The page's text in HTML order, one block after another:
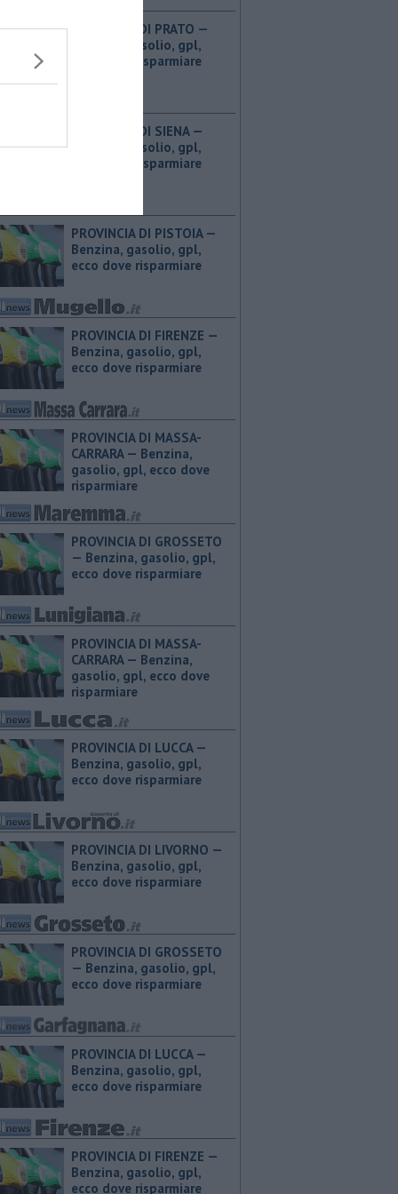
PROVINCIA DI PRATO — ​
Benzina, gasolio, gpl,
ecco dove risparmiare
PROVINCIA DI SIENA — ​
Benzina, gasolio, gpl,
ecco dove risparmiare
PROVINCIA DI PISTOIA — ​
Benzina, gasolio, gpl,
ecco dove risparmiare
PROVINCIA DI FIRENZE — ​
Benzina, gasolio, gpl,
ecco dove risparmiare
PROVINCIA DI MASSA-
CARRARA — ​Benzina,
gasolio, gpl, ecco dove
risparmiare
PROVINCIA DI GROSSETO
— ​Benzina, gasolio, gpl,
ecco dove risparmiare
PROVINCIA DI MASSA-
CARRARA — ​Benzina,
gasolio, gpl, ecco dove
risparmiare
PROVINCIA DI LUCCA — ​
Benzina, gasolio, gpl,
ecco dove risparmiare
PROVINCIA DI LIVORNO — ​
Benzina, gasolio, gpl,
ecco dove risparmiare
PROVINCIA DI GROSSETO
— ​Benzina, gasolio, gpl,
ecco dove risparmiare
PROVINCIA DI LUCCA — ​
Benzina, gasolio, gpl,
ecco dove risparmiare
PROVINCIA DI FIRENZE — ​
Benzina, gasolio, gpl,
ecco dove risparmiare